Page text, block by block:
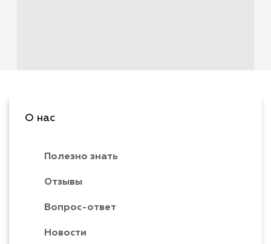
О нас
Полезно знать
Отзывы
Вопрос-ответ
Новости